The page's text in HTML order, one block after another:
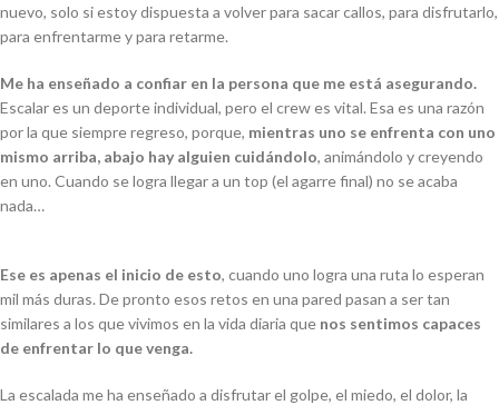
nuevo, solo si estoy dispuesta a volver para sacar callos, para disfrutarlo,
para enfrentarme y para retarme.
Me ha enseñado a confiar en la persona que me está asegurando.
Escalar es un deporte individual, pero el crewes vital. Esa es una razón
por la que siempre regreso, porque, mientras uno se enfrenta con uno
mismo arriba, abajo hay alguien cuidándolo, animándolo y creyendo
en uno. Cuando se logra llegar a un top (el agarre final) no se acaba
nada…
Ese es apenas el inicio de esto, cuando uno logra una ruta lo esperan
mil más duras. De pronto esos retos en una pared pasan a ser tan
similares a los que vivimos en la vida diaria que nos sentimos capaces
de enfrentar lo que venga.
La escalada me ha enseñado a disfrutar el golpe, el miedo, el dolor, la